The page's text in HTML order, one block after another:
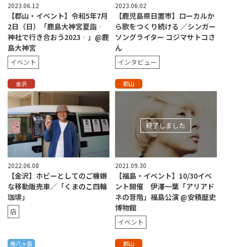
2023.06.12
【郡山・イベント】令和5年7月
2日（日）「鹿島大神宮夏詣‐
神社で行き合おう2023‐」@鹿
島大神宮
イベント
2023.06.02
【鹿児島県日置市】ローカルか
ら歌をつくり続ける ／シンガー
ソングライター コジマサトコさ
ん
インタビュー
金沢
2022.06.08
【金沢】ホビーとしてのご機嫌
な移動販売車／「くまのこ四輪
珈琲」
店
郡山
終了しました
2021.09.30
【福島・イベント】10/30イベ
ント開催 伊澤一葉「アリアド
ネの音階」福島公演 @安積歴史
博物館
イベント
南八ヶ岳 郡山